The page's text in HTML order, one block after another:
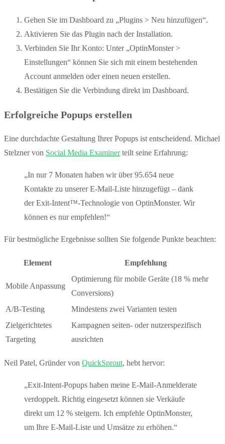
Gehen Sie im Dashboard zu „Plugins > Neu hinzufügen“.
Aktivieren Sie das Plugin nach der Installation.
Verbinden Sie Ihr Konto: Unter „OptinMonster >
Einstellungen“ können Sie sich mit einem bestehenden
Account anmelden oder einen neuen erstellen.
Bestätigen Sie die Verbindung direkt im Dashboard.
Erfolgreiche Popups erstellen
Eine durchdachte Gestaltung Ihrer Popups ist entscheidend. Michael
Stelzner von Social Media Examinerteilt seine Erfahrung:
„In nur 7 Monaten haben wir über 95.654 neue
Kontakte zu unserer E-Mail-Liste hinzugefügt – dank
der Exit-Intent™-Technologie von OptinMonster. Wir
können es nur empfehlen!“
Für bestmögliche Ergebnisse sollten Sie folgende Punkte beachten:
Element Empfehlung
Mobile Anpassung
Optimierung für mobile Geräte (18 % mehr
Conversions)
A/B-Testing
Mindestens zwei Varianten testen
Zielgerichtetes
Targeting
Kampagnen seiten- oder nutzerspezifisch
ausrichten
Neil Patel, Gründer von QuickSprout, hebt hervor:
„Exit-Intent-Popups haben meine E-Mail-Anmelderate
verdoppelt. Richtig eingesetzt können sie Verkäufe
direkt um 12 % steigern. Ich empfehle OptinMonster,
um Ihre E-Mail-Liste und Umsätze zu erhöhen.“